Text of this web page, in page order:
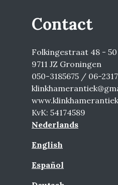
Contact
Folkingestraat 48 - 50
9711 JZ Groningen
050-3185675 / 06-
KvK: 54174589
Nederlands
English
Español